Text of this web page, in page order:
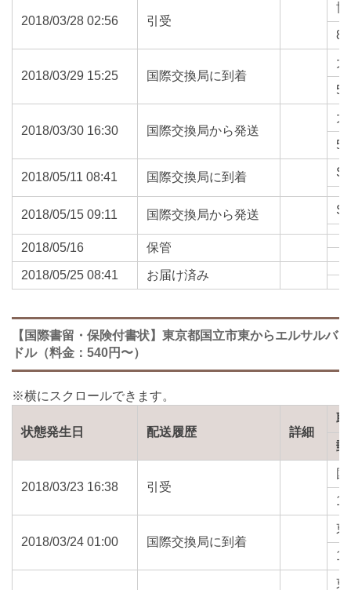
2018/03/28 02:56 引受
博
2018/03/29 15:25 国際交換局に到着
2018/03/30 16:30 国際交換局から発送
2018/05/11 08:41 国際交換局に到着
2018/05/15 09:11 国際交換局から発送
2018/05/16 保管
2018/05/25 08:41 お届け済み
【国際書留・保険付書状】東京都国立市東からエルサルバ
ドル（料金：540円〜）
状態発生日 配送履歴 詳細
取
郵
2018/03/23 16:38 引受
2018/03/24 01:00 国際交換局に到着
東
東